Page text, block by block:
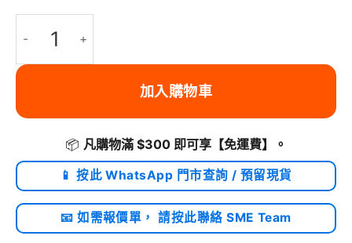
加入購物車
📦 凡購物滿 $300 即可享 【免運費】 。
📱 按此 WhatsApp 門市查詢 / 預留現貨
📧 如需報價單， 請按此聯絡 SME Team